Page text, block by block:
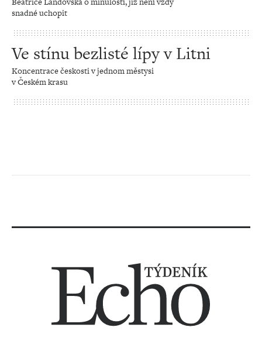
snadné uchopit
Ve stínu bezlisté lípy v Litni
Koncentrace českosti v jednom městysi
v Českém krasu